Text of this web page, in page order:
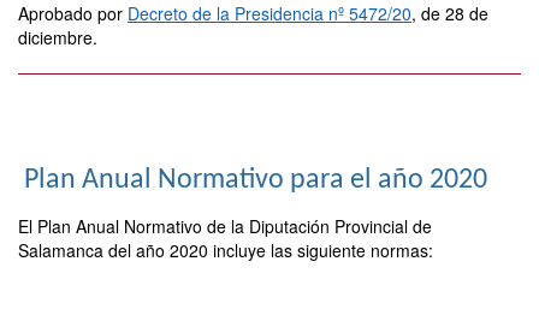
Aprobado por Decreto de la Presidencia nº 5472/20, de 28 de
diciembre.
Plan Anual Normativo para el año 2020
El Plan Anual Normativo de la Diputación Provincial de
Salamanca del año 2020 incluye las siguiente normas: